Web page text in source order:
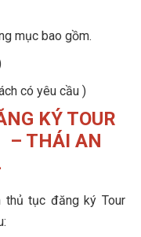
mục bao gồm.
có yêu cầu )
KÝ TOUR
– THÁI AN
thủ tục đăng ký Tour